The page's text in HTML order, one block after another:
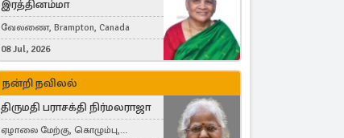
இரத்தினம்மா
வேலணை, Brampton, Canada
08 Jul, 2026
நன்றி நவிலல்
திருமதி பராசக்தி நிர்மலராஜா
ஏழாலை மேற்கு, கொழும்பு,